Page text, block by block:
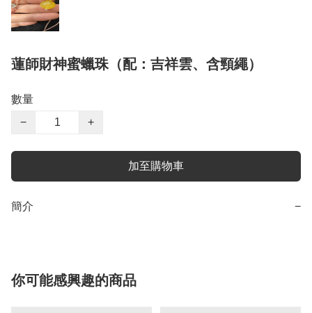
蓮師財神蜜蠟珠（配：吉祥雲、含頸繩）
數量
−
+
加至購物車
簡介 −
你可能感興趣的商品